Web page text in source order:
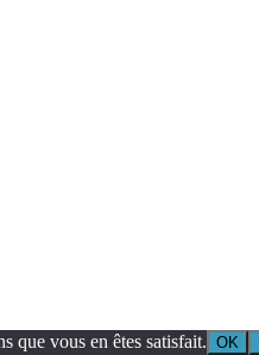
que vous en êtes satisfait. OK